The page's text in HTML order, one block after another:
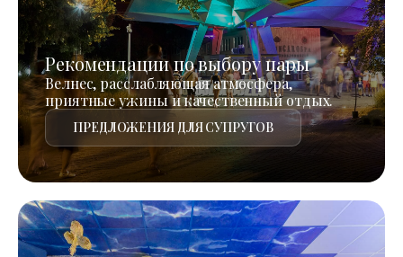
Рекомендации по выбору пары
Велнес, расслабляющая атмосфера,
приятные ужины и качественный отдых.
ПРЕДЛОЖЕНИЯ ДЛЯ СУПРУГОВ